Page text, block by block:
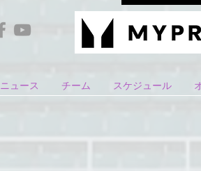
ニュース チーム スケジュール